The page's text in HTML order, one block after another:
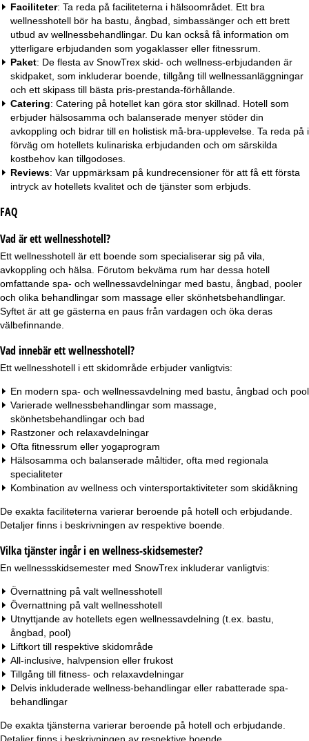
Faciliteter: Ta reda på faciliteterna i hälsoområdet. Ett bra
wellnesshotell bör ha bastu, ångbad, simbassänger och ett brett
utbud av wellnessbehandlingar. Du kan också få information om
ytterligare erbjudanden som yogaklasser eller fitnessrum.
Paket: De flesta av SnowTrex skid- och wellness-erbjudanden är
skidpaket, som inkluderar boende, tillgång till wellnessanläggningar
och ett skipass till bästa pris-prestanda-förhållande.
Catering: Catering på hotellet kan göra stor skillnad. Hotell som
erbjuder hälsosamma och balanserade menyer stöder din
avkoppling och bidrar till en holistisk må-bra-upplevelse. Ta reda på i
förväg om hotellets kulinariska erbjudanden och om särskilda
kostbehov kan tillgodoses.
Reviews: Var uppmärksam på kundrecensioner för att få ett första
intryck av hotellets kvalitet och de tjänster som erbjuds.
FAQ
Vad är ett wellnesshotell?
Ett wellnesshotell är ett boende som specialiserar sig på vila,
avkoppling och hälsa. Förutom bekväma rum har dessa hotell
omfattande spa- och wellnessavdelningar med bastu, ångbad, pooler
och olika behandlingar som massage eller skönhetsbehandlingar.
Syftet är att ge gästerna en paus från vardagen och öka deras
välbefinnande.
Vad innebär ett wellnesshotell?
Ett wellnesshotell i ett skidområde erbjuder vanligtvis:
En modern spa- och wellnessavdelning med bastu, ångbad och pool
Varierade wellnessbehandlingar som massage,
skönhetsbehandlingar och bad
Rastzoner och relaxavdelningar
Ofta fitnessrum eller yogaprogram
Hälsosamma och balanserade måltider, ofta med regionala
specialiteter
Kombination av wellness och vintersportaktiviteter som skidåkning
De exakta faciliteterna varierar beroende på hotell och erbjudande.
Detaljer finns i beskrivningen av respektive boende.
Vilka tjänster ingår i en wellness-skidsemester?
En wellnessskidsemester med SnowTrex inkluderar vanligtvis:
Övernattning på valt wellnesshotell
Övernattning på valt wellnesshotell
Utnyttjande av hotellets egen wellnessavdelning (t.ex. bastu,
ångbad, pool)
Liftkort till respektive skidområde
All-inclusive, halvpension eller frukost
Tillgång till fitness- och relaxavdelningar
Delvis inkluderade wellness-behandlingar eller rabatterade spa-
behandlingar
De exakta tjänsterna varierar beroende på hotell och erbjudande.